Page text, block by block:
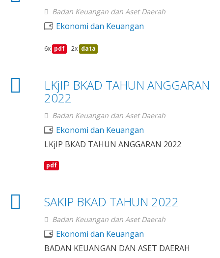
Badan Keuangan dan Aset Daerah
Ekonomi dan Keuangan
6x pdf 2x data
LKjIP BKAD TAHUN ANGGARAN
2022
Badan Keuangan dan Aset Daerah
Ekonomi dan Keuangan
LKjIP BKAD TAHUN ANGGARAN 2022
pdf
SAKIP BKAD TAHUN 2022
Badan Keuangan dan Aset Daerah
Ekonomi dan Keuangan
BADAN KEUANGAN DAN ASET DAERAH